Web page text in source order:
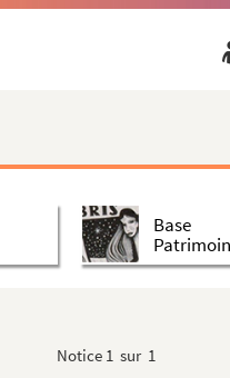
Base
Notice 1 sur 1